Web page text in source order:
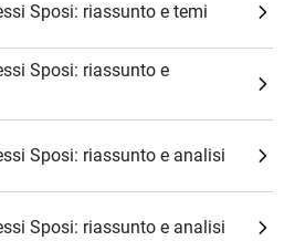
Sposi: riassunto e temi
Sposi: riassunto e
Sposi: riassunto e analisi
Sposi: riassunto e analisi